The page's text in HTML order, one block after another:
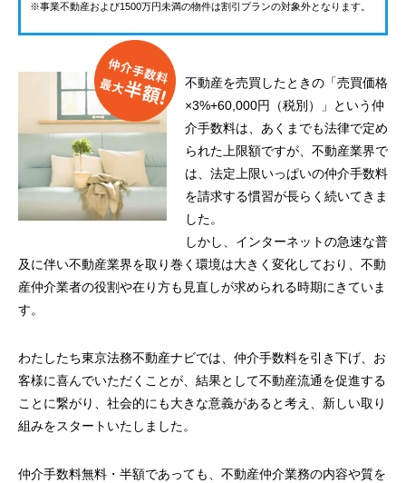
※事業不動産および1500万円未満の物件は割引プランの対象外となります。
不動産を売買したときの「売買価格
×3%+60,000円（税別）」という仲
介手数料は、あくまでも法律で定め
られた上限額ですが、不動産業界で
は、法定上限いっぱいの仲介手数料
を請求する慣習が長らく続いてきま
した。
しかし、インターネットの急速な普
及に伴い不動産業界を取り巻く環境は大きく変化しており、不動
産仲介業者の役割や在り方も見直しが求められる時期にきていま
す。
わたしたち東京法務不動産ナビでは、仲介手数料を引き下げ、お
客様に喜んでいただくことが、結果として不動産流通を促進する
ことに繋がり、社会的にも大きな意義があると考え、新しい取り
組みをスタートいたしました。
仲介手数料無料・半額であっても、不動産仲介業務の内容や質を